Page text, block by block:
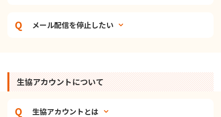
メール配信を停止したい
生協アカウントについて
生協アカウントとは